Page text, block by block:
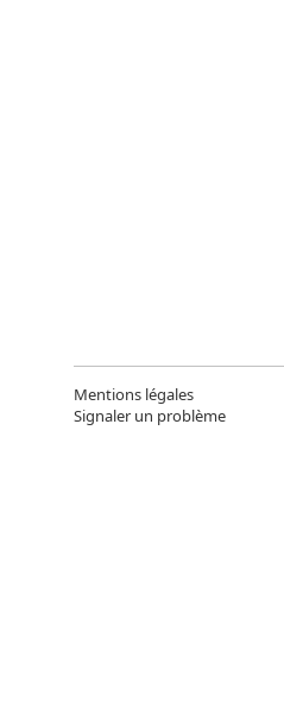
Mentions légales
Signaler un problème